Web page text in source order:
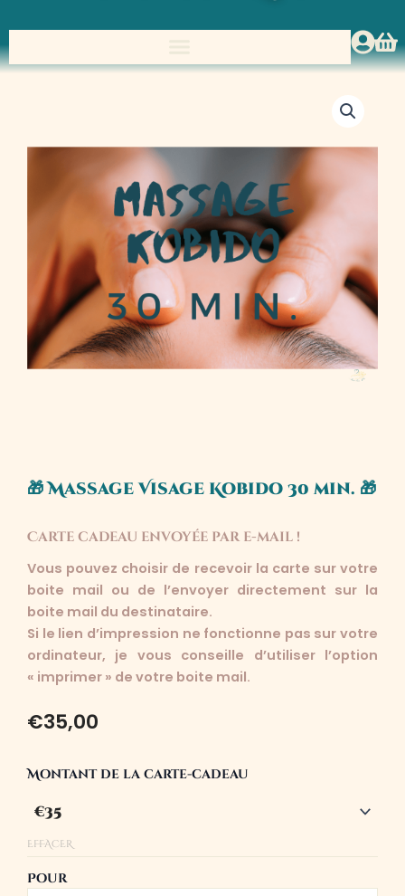
🎁 Massage Visage Kobido 30 min. 🎁
Carte cadeau envoyée par e-mail !
Vous pouvez choisir de recevoir la carte sur votre
boite mail ou de l’envoyer directement sur la
boite mail du destinataire.
Si le lien d’impression ne fonctionne pas sur votre
ordinateur, je vous conseille d’utiliser l’option
« imprimer » de votre boite mail.
€35,00
Montant de la carte-cadeau
EFFACER
Pour
quantité
de
🎁
Massage
Visage
30